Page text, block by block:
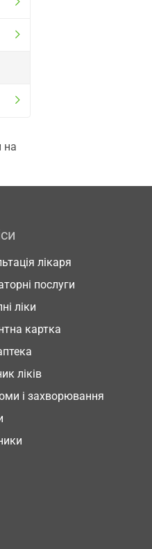
на
лікаря
послуги
ліки
картка
ліків
і захворювання